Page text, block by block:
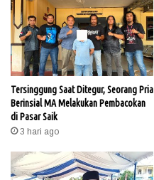
Tersinggung Saat Ditegur, Seorang Pria
Berinsial MA Melakukan Pembacokan
di Pasar Saik
3 hari ago